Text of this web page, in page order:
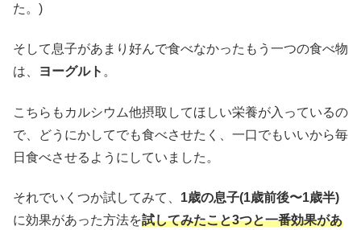
た。)
そして息子があまり好んで食べなかったもう一つの食べ物
は、
ヨーグルト 。
こちらもカルシウム他摂取してほしい栄養が入っているの
で、どうにかしてでも食べさせたく、一口でもいいから毎
日食べさせるようにしていました。
それでいくつか試してみて、 1歳の息子(1歳前後〜1歳半)
に効果があった方法を試してみたこと3つと一番効果があ